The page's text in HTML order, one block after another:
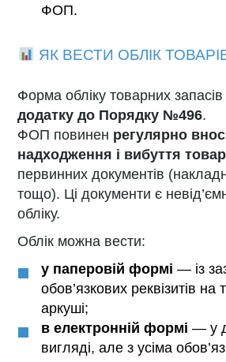
ФОП.
ЯК ВЕСТИ ОБЛІК
Форма обліку товарних
додатку до Порядку №496.
ФОП повинен регулярно
надходження і вибуття
первинних документів
тощо). Ці документи є
обліку.
Облік можна вести:
у паперовій формі — із
обов’язкових реквізитів на
аркуші;
в електронній формі — у
вигляді, але з усіма